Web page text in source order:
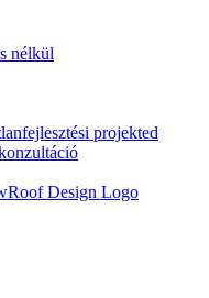
nélkül
projekted